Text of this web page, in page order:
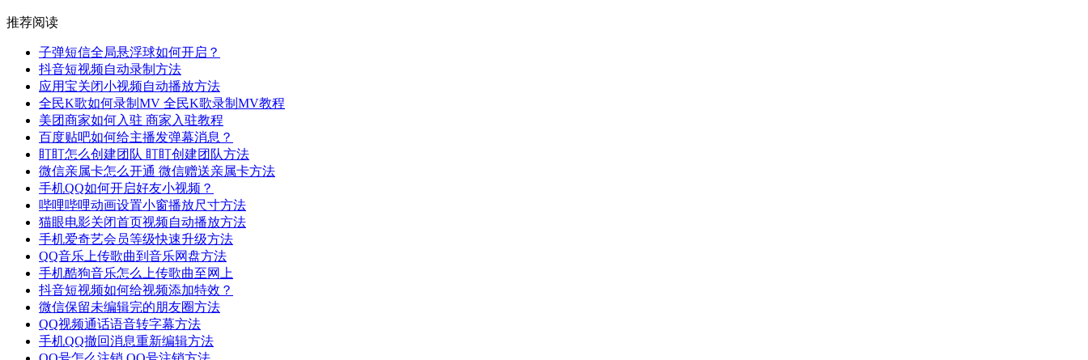
推荐阅读
子弹短信全局悬浮球如何开启？
抖音短视频自动录制方法
应用宝关闭小视频自动播放方法
全民K歌如何录制MV 全民K歌录制MV教程
美团商家如何入驻 商家入驻教程
百度贴吧如何给主播发弹幕消息？
盯盯怎么创建团队 盯盯创建团队方法
微信亲属卡怎么开通 微信赠送亲属卡方法
手机QQ如何开启好友小视频？
哔哩哔哩动画设置小窗播放尺寸方法
猫眼电影关闭首页视频自动播放方法
手机爱奇艺会员等级快速升级方法
QQ音乐上传歌曲到音乐网盘方法
手机酷狗音乐怎么上传歌曲至网上
抖音短视频如何给视频添加特效？
微信保留未编辑完的朋友圈方法
QQ视频通话语音转字幕方法
手机QQ撤回消息重新编辑方法